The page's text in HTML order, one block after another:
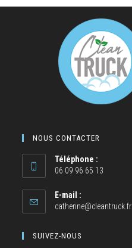
NOUS CONTACTER
Téléphone :
06 09 96 65 13
E-mail :
catherine@cleantruck.fr
SUIVEZ-NOUS